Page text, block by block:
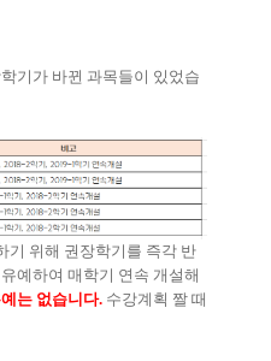
기가 바뀐 과목들이 있었습
기 위해 권장학기를 즉각 반
예하여 매학기 연속 개설해
는 없습니다. 수강계획 짤 때